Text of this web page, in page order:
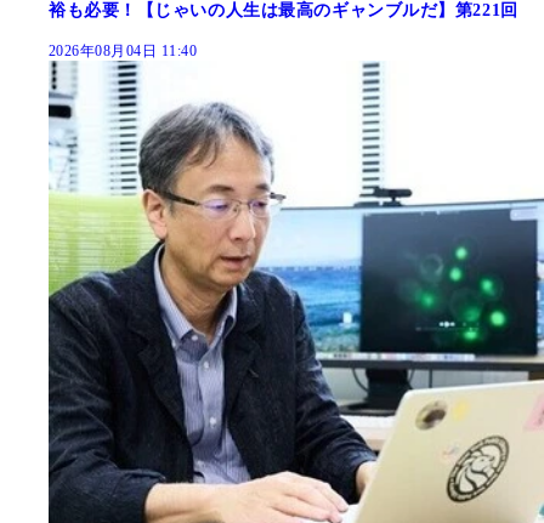
裕も必要！【じゃいの人生は最高のギャンブルだ】第221回
2026年08月04日 11:40